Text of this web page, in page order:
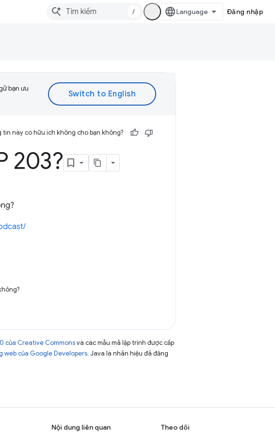
/ Đăng nhập
bạn ưu
tin này có hữu ích không cho bạn không?
203?
của Creative Commonsvà các mẫu mã lập trình được cấp
web của Google Developers. Java là nhãn hiệu đã đăng
Nội dung liên quan Theo dõi